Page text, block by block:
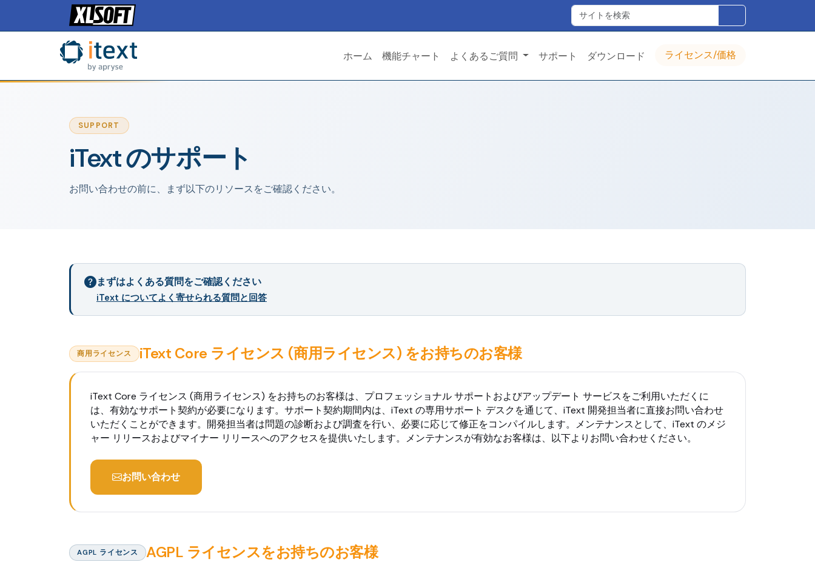
ホーム 機能チャート よくあるご質問 サポート ダウンロード ライセンス/価格
SUPPORT
iText のサポート
お問い合わせの前に、まず以下のリソースをご確認ください。
まずはよくある質問をご確認ください
iText についてよく寄せられる質問と回答
商用ライセンス iText Core ライセンス (商用ライセンス) をお持ちのお客様
iText Core ライセンス (商用ライセンス) をお持ちのお客様は、プロフェッショナル サポートおよびアップデート サービスをご利用いただくに
は、有効なサポート契約が必要になります。サポート契約期間内は、iText の専用サポート デスクを通じて、iText 開発担当者に直接お問い合わせ
いただくことができます。開発担当者は問題の診断および調査を行い、必要に応じて修正をコンパイルします。メンテナンスとして、iText のメジ
ャー リリースおよびマイナー リリースへのアクセスを提供いたします。メンテナンスが有効なお客様は、以下よりお問い合わせください。
お問い合わせ
AGPL ライセンス AGPL ライセンスをお持ちのお客様